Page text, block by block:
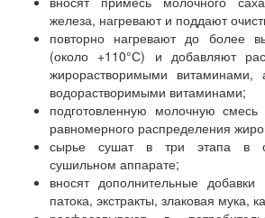
железа, нагревают и поддают
повторно нагревают до более
(около +110°С) и добавляют
жирорастворимыми витаминами,
водорастворимыми витаминами;
подготовленную молочную смесь
равномерного распределения
сырье сушат в три этапа в
сушильном аппарате;
вносят дополнительные
патока, экстракты, злаковая мука,